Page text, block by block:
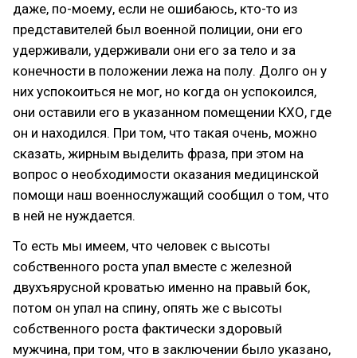
даже, по-моему, если не ошибаюсь, кто-то из
представителей был военной полиции, они его
удерживали, удерживали они его за тело и за
конечности в положении лежа на полу. Долго он у
них успокоиться не мог, но когда он успокоился,
они оставили его в указанном помещении КХО, где
он и находился. При том, что такая очень, можно
сказать, жирным выделить фраза, при этом на
вопрос о необходимости оказания медицинской
помощи наш военнослужащий сообщил о том, что
в ней не нуждается.
То есть мы имеем, что человек с высоты
собственного роста упал вместе с железной
двухъярусной кроватью именно на правый бок,
потом он упал на спину, опять же с высоты
собственного роста фактически здоровый
мужчина, при том, что в заключении было указано,